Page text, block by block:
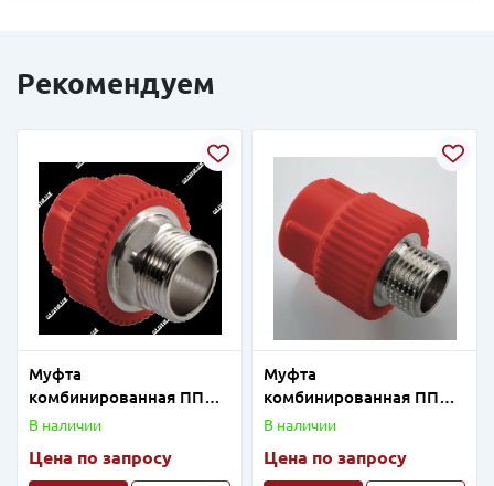
Рекомендуем
Муфта
комбинированная ПП
под ключ D50-1 1/2"HP
В наличии
Цена по запросу
Муфта
комбинированная ПП
D25-1/2"HP
В наличии
Цена по запросу